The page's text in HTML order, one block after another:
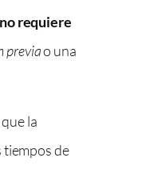
no requiere
previao una
que la
tiempos de